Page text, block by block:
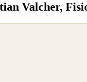
Valcher,